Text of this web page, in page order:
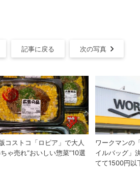
記事に戻る 次の写真